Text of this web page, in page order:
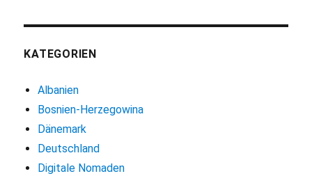
KATEGORIEN
Albanien
Bosnien-Herzegowina
Dänemark
Deutschland
Digitale Nomaden